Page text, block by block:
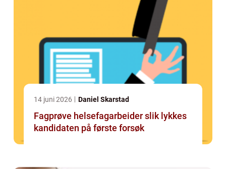
14 juni 2026 Daniel Skarstad
Fagprøve helsefagarbeider slik lykkes
kandidaten på første forsøk